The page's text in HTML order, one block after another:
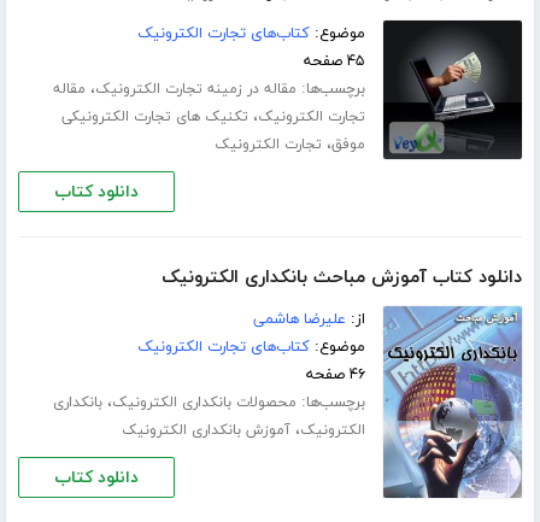
موضوع:کتاب‌های تجارت الکترونیک
۴۵ صفحه
برچسب‌ها: مقاله در زمینه تجارت الکترونیک، مقاله
تجارت الکترونیک، تکنیک های تجارت الکترونیکی
موفق، تجارت الکترونیک
دانلود کتاب
دانلود کتاب آموزش مباحث بانکداری الکترونیک
از: علیرضا هاشمی
موضوع:کتاب‌های تجارت الکترونیک
۴۶ صفحه
برچسب‌ها: محصولات بانکداری الکترونیک،بانکداری
الکترونیک،آموزش بانکداری الکترونیک
دانلود کتاب